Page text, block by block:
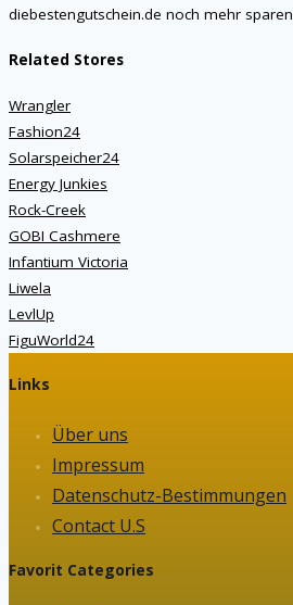
diebestengutschein.de noch mehr sparen
Related Stores
Wrangler
Fashion24
Solarspeicher24
Energy Junkies
Rock-Creek
GOBI Cashmere
Infantium Victoria
Liwela
LevlUp
FiguWorld24
Links
Über uns
Impressum
Datenschutz-Bestimmungen
Contact U.S
Favorit Categories